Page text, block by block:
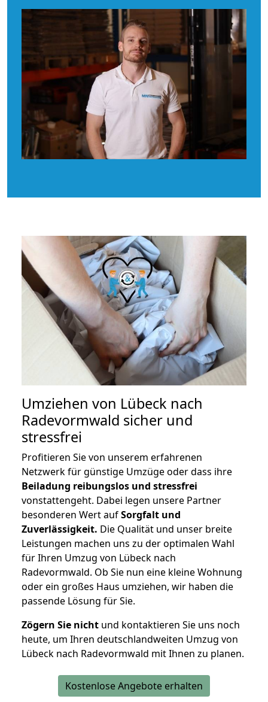
Umziehen von Lübeck nach
Radevormwald sicher und
stressfrei
Profitieren Sie von unserem erfahrenen
Netzwerk für günstige Umzüge oder dass ihre
Beiladung reibungslos und stressfrei
vonstattengeht. Dabei legen unsere Partner
besonderen Wert aufSorgfalt und
Zuverlässigkeit. Die Qualität und unser breite
Leistungen machen uns zu der optimalen Wahl
für Ihren Umzug von Lübeck nach
Radevormwald. Ob Sie nun eine kleine Wohnung
oder ein großes Haus umziehen, wir haben die
passende Lösung für Sie.
Zögern Sie nicht und kontaktieren Sie uns noch
heute, um Ihren deutschlandweiten Umzug von
Lübeck nach Radevormwald mit Ihnen zu planen.
Kostenlose Angebote erhalten